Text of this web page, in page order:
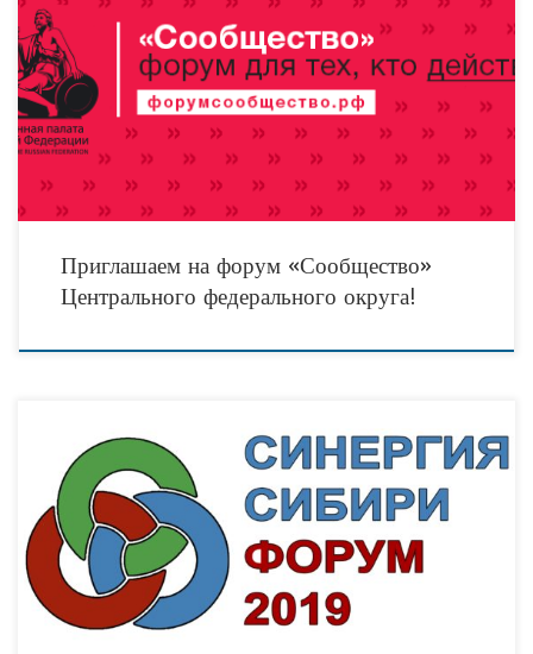
Пятый в этом году форум Общественной палаты Российской Федерации
«Сообщество» состоится 26-27 сентября в одном из самых значимых
промышленных и культурных городов Тамбовской области —
Приглашаем на форум «Сообщество»
Центрального федерального округа!
Уважаемые будущие партнеры! Добро пожаловать! Мы хотим открыть для вас
неизведанный и новый континент, который называется «общественный сектор» и
подарить возможности, который он создает для